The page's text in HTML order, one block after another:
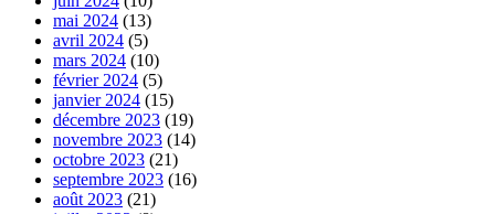
mai 2024 (13)
avril 2024 (5)
mars 2024 (10)
février 2024 (5)
janvier 2024 (15)
décembre 2023 (19)
novembre 2023 (14)
octobre 2023 (21)
septembre 2023 (16)
août 2023 (21)